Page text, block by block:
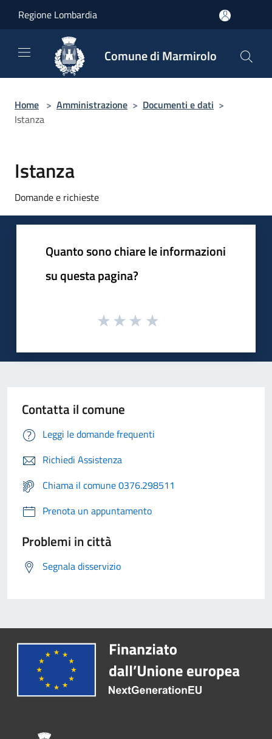
Regione Lombardia
Comune di Marmirolo
Home > Amministrazione > Documenti e dati >
Istanza
Istanza
Domande e richieste
Quanto sono chiare le informazioni
su questa pagina?
Contatta il comune
Leggi le domande frequenti
Richiedi Assistenza
Chiama il comune 0376.298511
Prenota un appuntamento
Problemi in città
Segnala disservizio